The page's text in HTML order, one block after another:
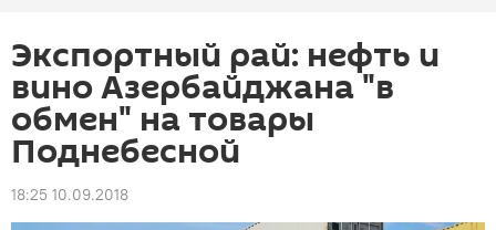
Экспортный рай: нефть и
вино Азербайджана "в
обмен" на товары
Поднебесной
18:25 10.09.2018